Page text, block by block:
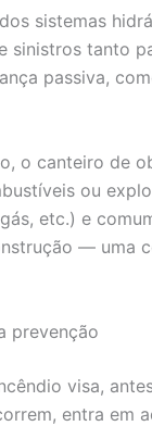
sistemas
sinistros tanto
passiva,
o canteiro de
ou
etc.) e
— uma
prevenção
visa,
entra em